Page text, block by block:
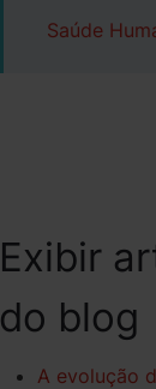
Saúde
Exibir
do blog
A evolução